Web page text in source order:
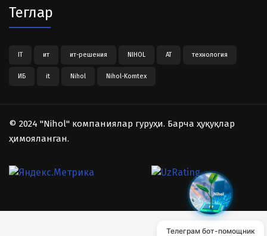
Телеграм бот-помощник
Теглар
IT ит ит-решения NIHOL АТ технология
ИБ it Nihol Nihol-Komtex
© 2024 "Nihol" компаниялар гуруҳи. Барча ҳуқуқлар
ҳимояланган.